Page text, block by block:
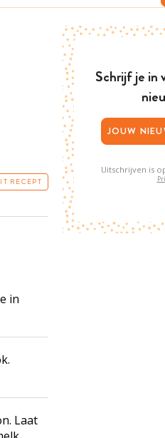
RECEPT
in
Laat
Schrijf je in
Uitschrijven is